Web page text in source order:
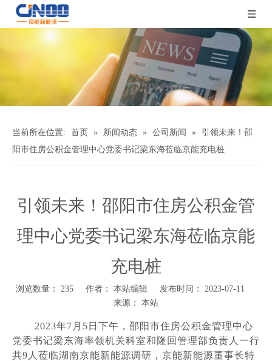
当前所在位置: 首页 » 新闻动态 » 公司新闻 »
引领未来！邵
阳市住房公积金管理中心党委书记梁东海莅临京能充电桩
引领未来！邵阳市住房公积金管
理中心党委书记梁东海莅临京能
充电桩
浏览数量： 235作者： 本站编辑 发布时间： 2023-07-11
来源： 本站
["wechat","weibo","qzone","douban","email"]
2023年7月5日下午，邵阳市住房公积金管理中心
党委书记梁东海率领机关科室和隆回管理部负责人一行
共9人莅临湖南京能新能源调研，京能新能源董事长特